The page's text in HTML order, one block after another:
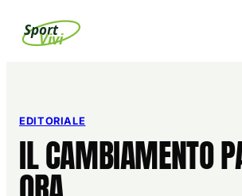
Sport
Vivi
EDITORIALE
IL CAMBIAMENTO